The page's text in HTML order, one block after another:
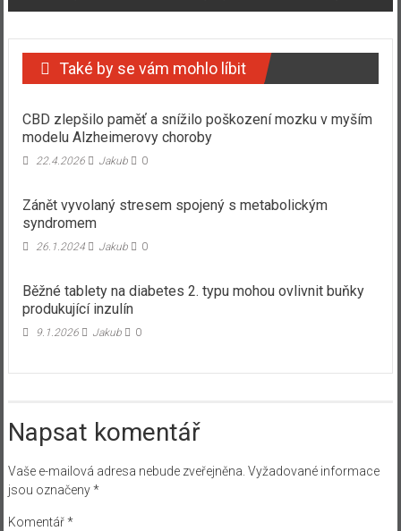
Také by se vám mohlo líbit
CBD zlepšilo paměť a snížilo poškození mozku v myším
modelu Alzheimerovy choroby
22.4.2026 Jakub 0
Zánět vyvolaný stresem spojený s metabolickým
syndromem
26.1.2024 Jakub 0
Běžné tablety na diabetes 2. typu mohou ovlivnit buňky
produkující inzulín
9.1.2026 Jakub 0
Napsat komentář
Vaše e-mailová adresa nebude zveřejněna. Vyžadované informace
jsou označeny*
Komentář*